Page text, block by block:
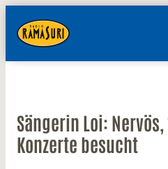
Sängerin Loi:
Konzerte besucht